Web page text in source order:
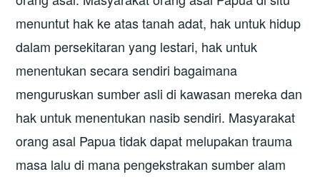
menuntut hak ke atas tanah adat, hak untuk hidup
dalam persekitaran yang lestari, hak untuk
menentukan secara sendiri bagaimana
menguruskan sumber asli di kawasan mereka dan
hak untuk menentukan nasib sendiri. Masyarakat
orang asal Papua tidak dapat melupakan trauma
masa lalu di mana pengekstrakan sumber alam